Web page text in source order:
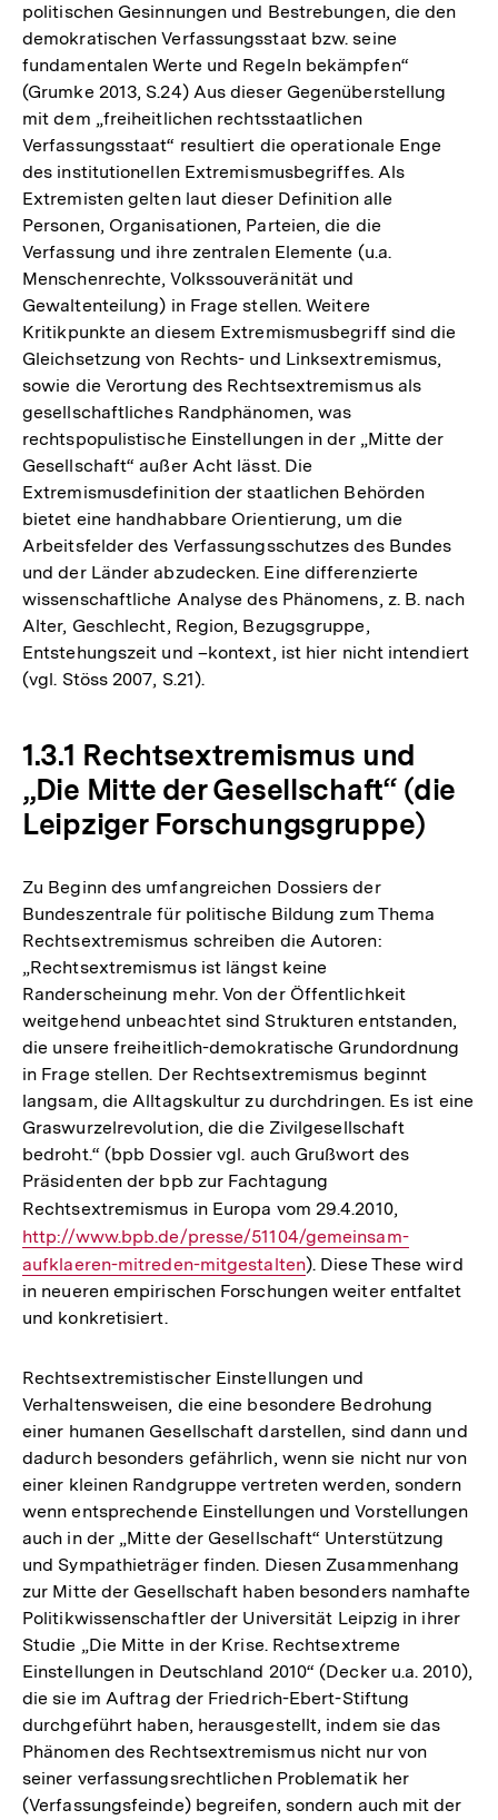
politischen Gesinnungen und Bestrebungen, die den
demokratischen Verfassungsstaat bzw. seine
fundamentalen Werte und Regeln bekämpfen“
(Grumke 2013, S.24) Aus dieser Gegenüberstellung
mit dem „freiheitlichen rechtsstaatlichen
Verfassungsstaat“ resultiert die operationale Enge
des institutionellen Extremismusbegriffes. Als
Extremisten gelten laut dieser Definition alle
Personen, Organisationen, Parteien, die die
Verfassung und ihre zentralen Elemente (u.a.
Menschenrechte, Volkssouveränität und
Gewaltenteilung) in Frage stellen. Weitere
Kritikpunkte an diesem Extremismusbegriff sind die
Gleichsetzung von Rechts- und Linksextremismus,
sowie die Verortung des Rechtsextremismus als
gesellschaftliches Randphänomen, was
rechtspopulistische Einstellungen in der „Mitte der
Gesellschaft“ außer Acht lässt. Die
Extremismusdefinition der staatlichen Behörden
bietet eine handhabbare Orientierung, um die
Arbeitsfelder des Verfassungsschutzes des Bundes
und der Länder abzudecken. Eine differenzierte
wissenschaftliche Analyse des Phänomens, z. B. nach
Alter, Geschlecht, Region, Bezugsgruppe,
Entstehungszeit und –kontext, ist hier nicht intendiert
(vgl. Stöss 2007, S.21).
1.3.1 Rechtsextremismus und
„Die Mitte der Gesellschaft“ (die
Leipziger Forschungsgruppe)
Zu Beginn des umfangreichen Dossiers der
Bundeszentrale für politische Bildung zum Thema
Rechtsextremismus schreiben die Autoren:
„Rechtsextremismus ist längst keine
Randerscheinung mehr. Von der Öffentlichkeit
weitgehend unbeachtet sind Strukturen entstanden,
die unsere freiheitlich-demokratische Grundordnung
in Frage stellen. Der Rechtsextremismus beginnt
langsam, die Alltagskultur zu durchdringen. Es ist eine
Graswurzelrevolution, die die Zivilgesellschaft
bedroht.“ (bpb Dossier vgl. auch Grußwort des
Präsidenten der bpb zur Fachtagung
Rechtsextremismus in Europa vom 29.4.2010,
Link:
http://www.bpb.de/presse/51104/gemeinsam-
aufklaeren-mitreden-mitgestalten). Diese These wird
in neueren empirischen Forschungen weiter entfaltet
und konkretisiert.
Rechtsextremistischer Einstellungen und
Verhaltensweisen, die eine besondere Bedrohung
einer humanen Gesellschaft darstellen, sind dann und
dadurch besonders gefährlich, wenn sie nicht nur von
einer kleinen Randgruppe vertreten werden, sondern
wenn entsprechende Einstellungen und Vorstellungen
auch in der „Mitte der Gesellschaft“ Unterstützung
und Sympathieträger finden. Diesen Zusammenhang
zur Mitte der Gesellschaft haben besonders namhafte
Politikwissenschaftler der Universität Leipzig in ihrer
Studie „Die Mitte in der Krise. Rechtsextreme
Einstellungen in Deutschland 2010“ (Decker u.a. 2010),
die sie im Auftrag der Friedrich-Ebert-Stiftung
durchgeführt haben, herausgestellt, indem sie das
Phänomen des Rechtsextremismus nicht nur von
seiner verfassungsrechtlichen Problematik her
(Verfassungsfeinde) begreifen, sondern auch mit der